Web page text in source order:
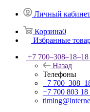
Личный кабинет
Корзина0
Избранные
+7 700‒308‒18‒18
Назад
Телефоны
+7
+7 700 803 18